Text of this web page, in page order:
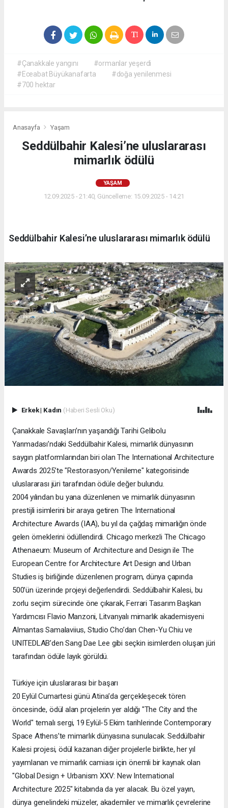
#Çanakkale yangını
#ormanlar yeşerdi
#Eceabat Büyükanafarta
#doğa yenilenmesi
#700 hektar
Anasayfa Yaşam
Seddülbahir Kalesi’ne uluslararası
mimarlık ödülü
YAŞAM
12.09.2025 - 21:40, Güncelleme: 15.09.2025 - 14:21
Seddülbahir Kalesi’ne uluslararası mimarlık ödülü
Erkek| Kadın (Haberi Sesli Oku)
Çanakkale Savaşları’nın yaşandığı Tarihi Gelibolu
Yarımadası’ndaki Seddülbahir Kalesi, mimarlık dünyasının
saygın platformlarından biri olan The International Architecture
Awards 2025’te "Restorasyon/Yenileme" kategorisinde
uluslararası jüri tarafından ödüle değer bulundu.
2004 yılından bu yana düzenlenen ve mimarlık dünyasının
prestijli isimlerini bir araya getiren The International
Architecture Awards (IAA), bu yıl da çağdaş mimarlığın önde
gelen örneklerini ödüllendirdi. Chicago merkezli The Chicago
Athenaeum: Museum of Architecture and Design ile The
European Centre for Architecture Art Design and Urban
Studies iş birliğinde düzenlenen program, dünya çapında
500’ün üzerinde projeyi değerlendirdi. Seddülbahir Kalesi, bu
zorlu seçim sürecinde öne çıkarak, Ferrari Tasarım Başkan
Yardımcısı Flavio Manzoni, Litvanyalı mimarlık akademisyeni
Almantas Samalaviius, Studio Cho’dan Chen-Yu Chiu ve
UNITEDLAB’den Sang Dae Lee gibi seçkin isimlerden oluşan jüri
tarafından ödüle layık görüldü.
Türkiye için uluslararası bir başarı
20 Eylül Cumartesi günü Atina’da gerçekleşecek tören
öncesinde, ödül alan projelerin yer aldığı "The City and the
World" temalı sergi, 19 Eylül-5 Ekim tarihlerinde Contemporary
Space Athens’te mimarlık dünyasına sunulacak. Seddülbahir
Kalesi projesi, ödül kazanan diğer projelerle birlikte, her yıl
yayımlanan ve mimarlık camiası için önemli bir kaynak olan
"Global Design + Urbanism XXV: New International
Architecture 2025" kitabında da yer alacak. Bu özel yayın,
dünya genelindeki müzeler, akademiler ve mimarlık çevrelerine